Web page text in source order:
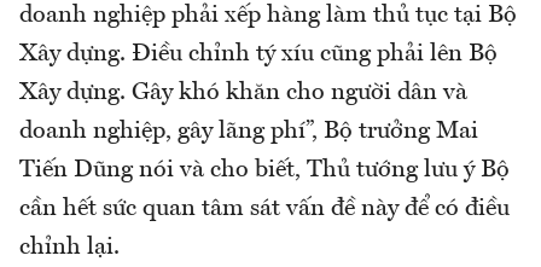
doanh nghiệp phải xếp hàng làm thủ tục tại Bộ
Xây dựng. Điều chỉnh tý xíu cũng phải lên Bộ
Xây dựng. Gây khó khăn cho người dân và
doanh nghiệp, gây lãng phí”, Bộ trưởng Mai
Tiến Dũng nói và cho biết, Thủ tướng lưu ý Bộ
cần hết sức quan tâm sát vấn đề này để có điều
chỉnh lại.